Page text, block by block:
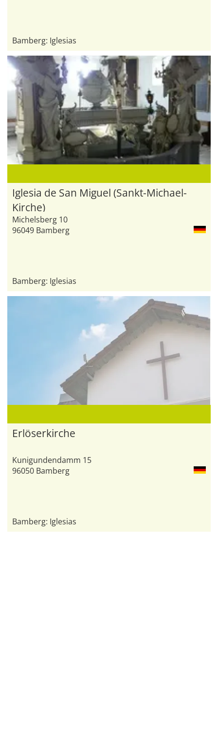
Bamberg: Iglesias
Iglesia de San Miguel (Sankt-Michael-
Kirche)
Michelsberg 10
96049 Bamberg
Bamberg: Iglesias
Erlöserkirche
Kunigundendamm 15
96050 Bamberg
Bamberg: Iglesias